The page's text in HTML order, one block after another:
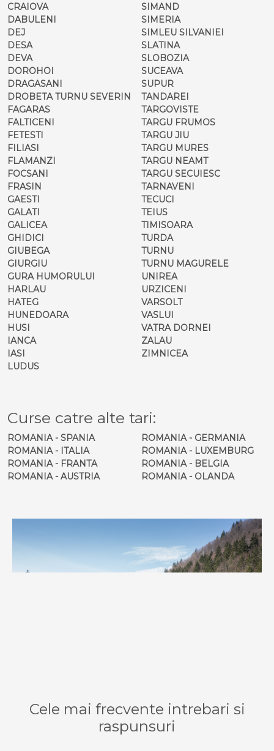
CRAIOVA
DABULENI
DEJ
DESA
DEVA
DOROHOI
DRAGASANI
DROBETA TURNU SEVERIN
FAGARAS
FALTICENI
FETESTI
FILIASI
FLAMANZI
FOCSANI
FRASIN
GAESTI
GALATI
GALICEA
GHIDICI
GIUBEGA
GIURGIU
GURA HUMORULUI
HARLAU
HATEG
HUNEDOARA
HUSI
IANCA
IASI
LUDUS
SIMAND
SIMERIA
SIMLEU SILVANIEI
SLATINA
SLOBOZIA
SUCEAVA
SUPUR
TANDAREI
TARGOVISTE
TARGU FRUMOS
TARGU JIU
TARGU MURES
TARGU NEAMT
TARGU SECUIESC
TARNAVENI
TECUCI
TEIUS
TIMISOARA
TURDA
TURNU
TURNU MAGURELE
UNIREA
URZICENI
VARSOLT
VASLUI
VATRA DORNEI
ZALAU
ZIMNICEA
Curse catre alte tari:
ROMANIA - SPANIA
ROMANIA - ITALIA
ROMANIA - FRANTA
ROMANIA - AUSTRIA
ROMANIA - GERMANIA
ROMANIA - LUXEMBURG
ROMANIA - BELGIA
ROMANIA - OLANDA
Cele mai frecvente intrebari si
raspunsuri